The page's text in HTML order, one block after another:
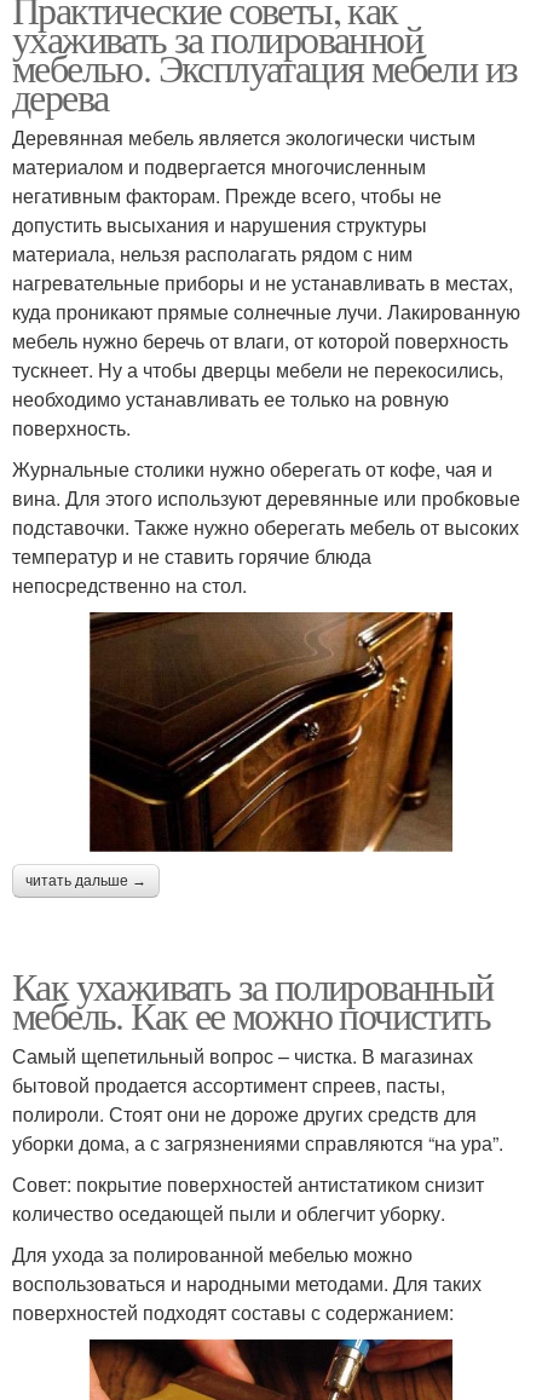
ухаживать за полированной
мебелью. Эксплуатация мебели из
дерева
Деревянная мебель является экологически чистым
материалом и подвергается многочисленным
негативным факторам. Прежде всего, чтобы не
допустить высыхания и нарушения структуры
материала, нельзя располагать рядом с ним
нагревательные приборы и не устанавливать в местах,
куда проникают прямые солнечные лучи. Лакированную
мебель нужно беречь от влаги, от которой поверхность
тускнеет. Ну а чтобы дверцы мебели не перекосились,
необходимо устанавливать ее только на ровную
поверхность.
Журнальные столики нужно оберегать от кофе, чая и
вина. Для этого используют деревянные или пробковые
подставочки. Также нужно оберегать мебель от высоких
температур и не ставить горячие блюда
непосредственно на стол.
читать дальше →
Как ухаживать за полированный
мебель. Как ее можно почистить
Самый щепетильный вопрос – чистка. В магазинах
бытовой продается ассортимент спреев, пасты,
полироли. Стоят они не дороже других средств для
уборки дома, а с загрязнениями справляются “на ура”.
Совет: покрытие поверхностей антистатиком снизит
количество оседающей пыли и облегчит уборку.
Для ухода за полированной мебелью можно
воспользоваться и народными методами. Для таких
поверхностей подходят составы с содержанием: